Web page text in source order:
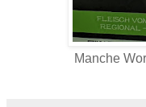
Manche